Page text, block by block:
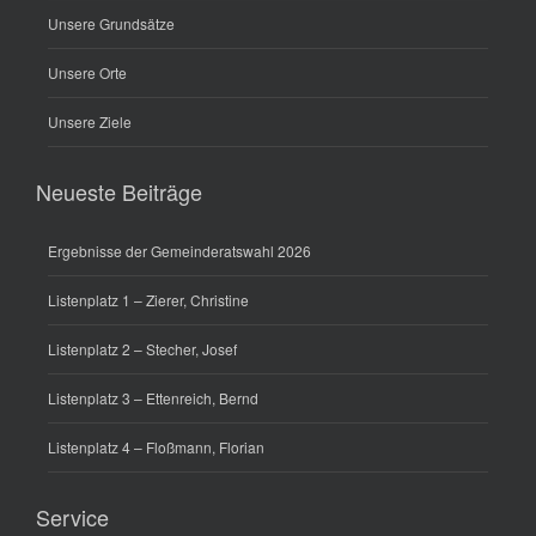
Unsere Grundsätze
Unsere Orte
Unsere Ziele
Neueste Beiträge
Ergebnisse der Gemeinderatswahl 2026
Listenplatz 1 – Zierer, Christine
Listenplatz 2 – Stecher, Josef
Listenplatz 3 – Ettenreich, Bernd
Listenplatz 4 – Floßmann, Florian
Service